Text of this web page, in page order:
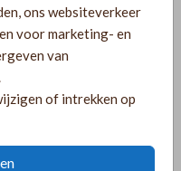
ons websiteverkeer
voor marketing- en
van
of intrekken op
met een
wat extra's!